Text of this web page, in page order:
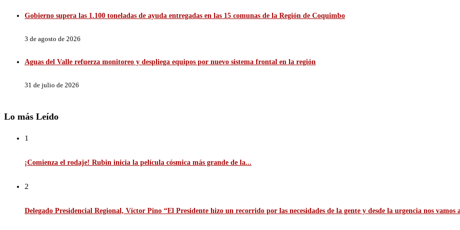
Gobierno supera las 1.100 toneladas de ayuda entregadas en las 15 comunas de la Región de Coquimbo
3 de agosto de 2026
Aguas del Valle refuerza monitoreo y despliega equipos por nuevo sistema frontal en la región
31 de julio de 2026
Lo más Leído
1
¡Comienza el rodaje! Rubin inicia la película cósmica más grande de la...
2
Delegado Presidencial Regional, Víctor Pino “El Presidente hizo un recorrido por las necesidades de la gente y desde la urgencia nos vamos